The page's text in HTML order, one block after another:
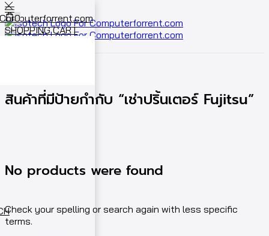
0
SHOPPING CART
สินค้าที่มีป้ายกำกับ “เช่าปริ้นเตอร์ Fujitsu”
No products were found
Check your spelling or search again with less specific
terms.